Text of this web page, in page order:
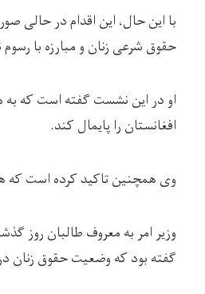
با این حال، این اقدام در حالی
حقوق شرعی زنان و مبارزه با
او در این نشست گفته است که به
افغانستان را پایمال کند.
وی همچنین تاکید کرده است که
وزیر امر به معروف طالبان روز
گفته بود که وضعیت حقوق زنان